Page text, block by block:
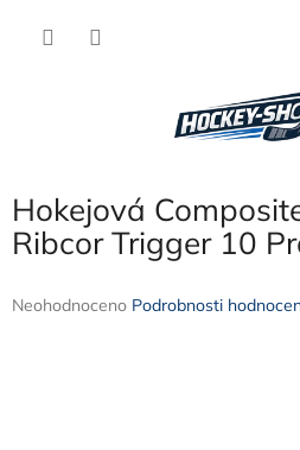
Hokejová
Ribcor Trigger 10
Průměrné
Neohodnoceno Podrobnosti